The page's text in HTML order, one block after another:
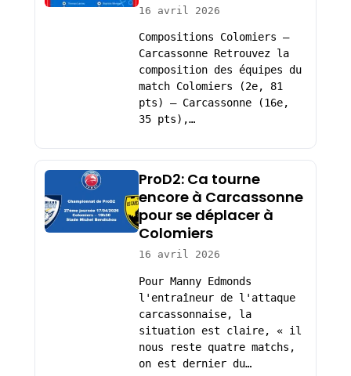
16 avril 2026
Compositions Colomiers –
Carcassonne Retrouvez la
composition des équipes du
match Colomiers (2e, 81
pts) – Carcassonne (16e,
35 pts),…
ProD2: Ca tourne
encore à Carcassonne
pour se déplacer à
Colomiers
16 avril 2026
Pour Manny Edmonds
l'entraîneur de l'attaque
carcassonnaise, la
situation est claire, « il
nous reste quatre matchs,
on est dernier du…